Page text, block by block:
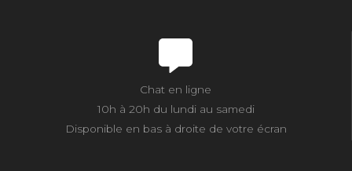
Chat en ligne
10h à 20h du lundi au samedi
Disponible en bas à droite de votre écran